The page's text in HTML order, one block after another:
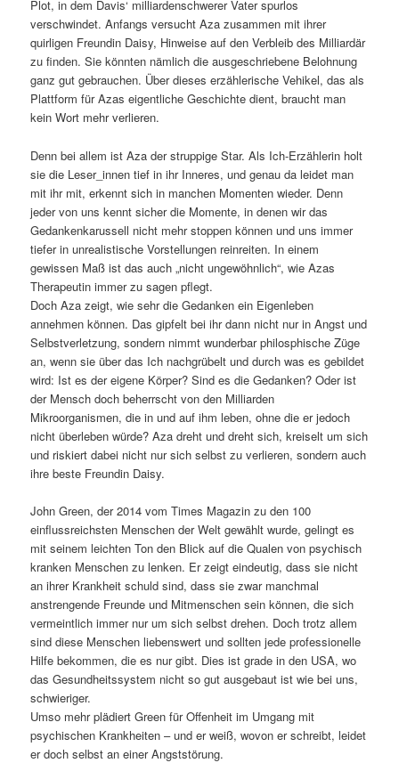
Plot, in dem Davis‘ milliardenschwerer Vater spurlos
verschwindet. Anfangs versucht Aza zusammen mit ihrer
quirligen Freundin Daisy, Hinweise auf den Verbleib des Milliardär
zu finden. Sie könnten nämlich die ausgeschriebene Belohnung
ganz gut gebrauchen. Über dieses erzählerische Vehikel, das als
Plattform für Azas eigentliche Geschichte dient, braucht man
kein Wort mehr verlieren.
Denn bei allem ist Aza der struppige Star. Als Ich-Erzählerin holt
sie die Leser_innen tief in ihr Inneres, und genau da leidet man
mit ihr mit, erkennt sich in manchen Momenten wieder. Denn
jeder von uns kennt sicher die Momente, in denen wir das
Gedankenkarussell nicht mehr stoppen können und uns immer
tiefer in unrealistische Vorstellungen reinreiten. In einem
gewissen Maß ist das auch „nicht ungewöhnlich“, wie Azas
Therapeutin immer zu sagen pflegt.
Doch Aza zeigt, wie sehr die Gedanken ein Eigenleben
annehmen können. Das gipfelt bei ihr dann nicht nur in Angst und
Selbstverletzung, sondern nimmt wunderbar philosphische Züge
an, wenn sie über das Ich nachgrübelt und durch was es gebildet
wird: Ist es der eigene Körper? Sind es die Gedanken? Oder ist
der Mensch doch beherrscht von den Milliarden
Mikroorganismen, die in und auf ihm leben, ohne die er jedoch
nicht überleben würde? Aza dreht und dreht sich, kreiselt um sich
und riskiert dabei nicht nur sich selbst zu verlieren, sondern auch
ihre beste Freundin Daisy.
John Green, der 2014 vom Times Magazin zu den 100
einflussreichsten Menschen der Welt gewählt wurde, gelingt es
mit seinem leichten Ton den Blick auf die Qualen von psychisch
kranken Menschen zu lenken. Er zeigt eindeutig, dass sie nicht
an ihrer Krankheit schuld sind, dass sie zwar manchmal
anstrengende Freunde und Mitmenschen sein können, die sich
vermeintlich immer nur um sich selbst drehen. Doch trotz allem
sind diese Menschen liebenswert und sollten jede professionelle
Hilfe bekommen, die es nur gibt. Dies ist grade in den USA, wo
das Gesundheitssystem nicht so gut ausgebaut ist wie bei uns,
schwieriger.
Umso mehr plädiert Green für Offenheit im Umgang mit
psychischen Krankheiten – und er weiß, wovon er schreibt, leidet
er doch selbst an einer Angststörung.